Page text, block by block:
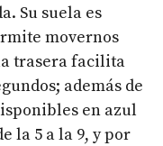
Su suela es
movernos
trasera facilita
además de
en azul
la 5 a la 9, y por